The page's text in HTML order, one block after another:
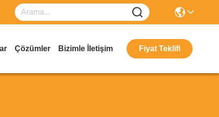
Çözümler Bizimle İletişim Fiyat Teklifi